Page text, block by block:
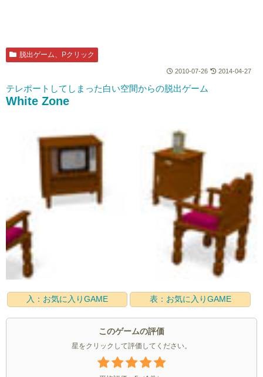
脱出ゲーム、Pクリック
2010-07-26 2014-04-27
テレポートしてしまった白い空間からの脱出ゲーム
White Zone
入：お気に入りGAME 表：お気に入りGAME
このゲームの評価
星をクリックして評価してください。